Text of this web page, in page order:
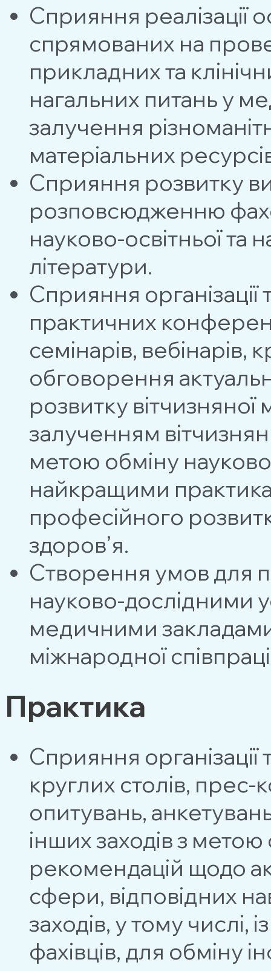
Сприяння реалiзацiї
спрямованих на
прикладних та
нагальних питань у
залучення
матерiальних
Сприяння розвитку
розповсюдженню
науково-освітньої та
літератури.
Сприяння
практичних
семінарів, вебінарів,
обговорення
розвитку вітчизняної
залученням
метою обмiну
найкращими
професійного
здоров’я.
Створення умов для
науково-дослідними
медичними
мiжнародної
Практика
Сприяння органiзацiї
круглих столiв,
опитувань,
інших заходів з
рекомендацiй щодо
сфери, вiдповiдних
заходiв, у тому числі,
фахівців, для обмiну